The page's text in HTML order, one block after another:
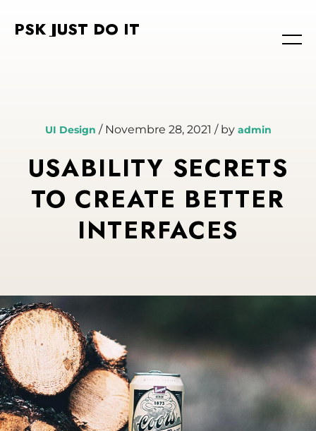
PSK JUST DO IT
UI Design / Novembre 28, 2021 / by admin
USABILITY SECRETS
TO CREATE BETTER
INTERFACES